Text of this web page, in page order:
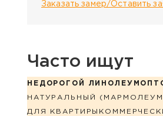
Заказать замер/Оставить
Часто ищут
НЕДОРОГОЙ ЛИНОЛЕУМ
НАТУРАЛЬНЫЙ
ДЛЯ КВАРТИРЫ